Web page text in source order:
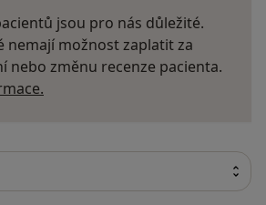
jsou pro nás důležité.
nemají možnost zaplatit za
nebo změnu recenze pacienta.